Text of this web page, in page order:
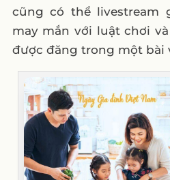
cũng có thể livestream
may mắn với luật chơi
được đăng trong một bài